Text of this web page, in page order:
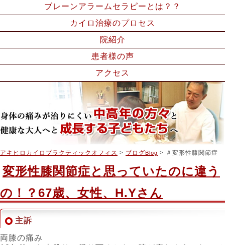
ブレーンアラームセラピーとは？？
カイロ治療のプロセス
院紹介
患者様の声
アクセス
アキヒロカイロプラクティックオフィス > ブログ Blog > ＃変形性膝関節症
変形性膝関節症と思っていたのに違う
の！？67歳、女性、H.Yさん
主訴
両膝の痛み